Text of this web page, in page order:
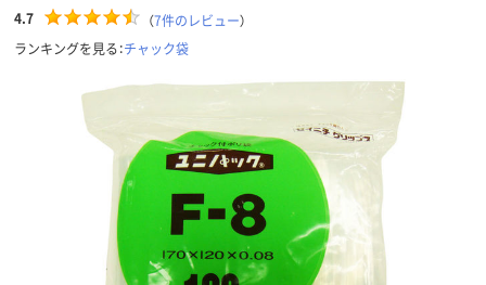
4.7 （7件のレビュー）
ランキングを見る：チャック袋